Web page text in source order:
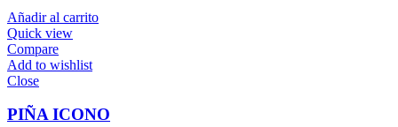
Añadir al carrito
Quick view
Compare
Add to wishlist
Close
PIÑA ICONO